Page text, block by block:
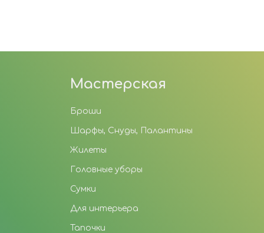
Мастерская
Броши
Шарфы, Снуды, Палантины
Жилеты
Головные уборы
Сумки
Для интерьера
Тапочки